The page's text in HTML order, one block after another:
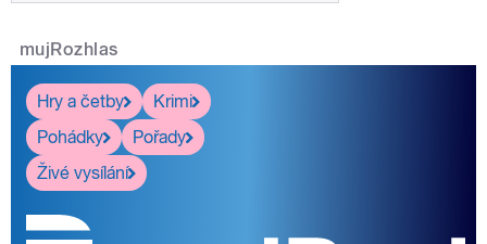
mujRozhlas
Hry a četby
Krimi
Pohádky
Pořady
Živé vysílání